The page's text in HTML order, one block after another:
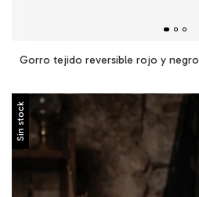
Gorro tejido reversible rojo y negro
Sin stock